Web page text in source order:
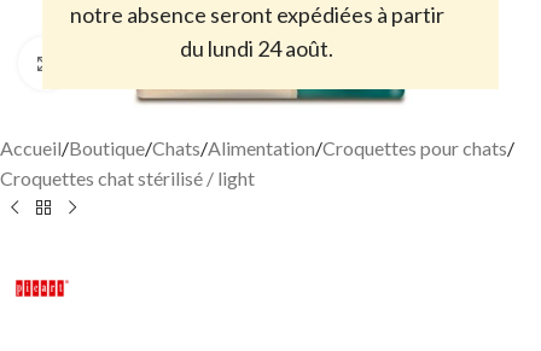
notre absence seront expédiées à partir
du lundi 24 août.
Cliquez pour agrandir
Accueil/Boutique/Chats/Alimentation/Croquettes pour chats/
Croquettes chat stérilisé / light